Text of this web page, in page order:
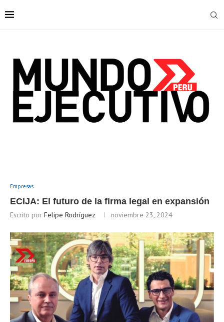
Empresas
ECIJA: El futuro de la firma legal en expansión
Escrito por Felipe Rodríguez noviembre 23, 2024